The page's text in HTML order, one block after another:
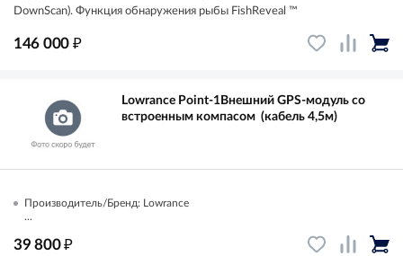
DownScan). Функция обнаружения рыбы FishReveal ™
146 000 ₽
Lowrance Point-1Внешний GPS-модуль со
встроенным компасом (кабель 4,5м)
Производитель/Бренд: Lowrance
...
39 800₽